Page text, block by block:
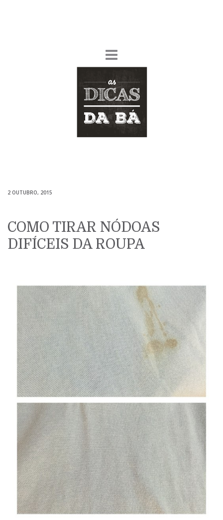
2 OUTUBRO, 2015
COMO TIRAR NÓDOAS
DIFÍCEIS DA ROUPA